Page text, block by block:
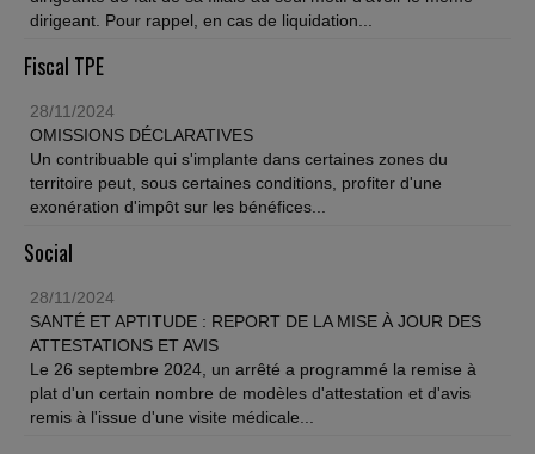
dirigeant. Pour rappel, en cas de liquidation...
Fiscal TPE
28/11/2024
OMISSIONS DÉCLARATIVES
Un contribuable qui s'implante dans certaines zones du
territoire peut, sous certaines conditions, profiter d'une
exonération d'impôt sur les bénéfices...
Social
28/11/2024
SANTÉ ET APTITUDE : REPORT DE LA MISE À JOUR DES
ATTESTATIONS ET AVIS
Le 26 septembre 2024, un arrêté a programmé la remise à
plat d'un certain nombre de modèles d'attestation et d'avis
remis à l'issue d'une visite médicale...